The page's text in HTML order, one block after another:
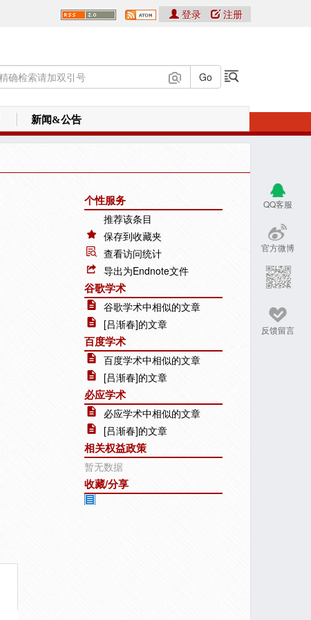
登录 注册
新闻&公告
QQ客服
官方微博
反馈留言
个性服务
推荐该条目
保存到收藏夹
查看访问统计
导出为Endnote文件
谷歌学术
谷歌学术中相似的文章
[吕渐春]的文章
百度学术
百度学术中相似的文章
[吕渐春]的文章
必应学术
必应学术中相似的文章
[吕渐春]的文章
相关权益政策
暂无数据
收藏/分享